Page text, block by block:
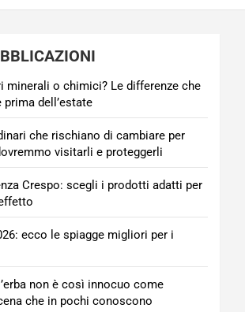
minerali o chimici? Le differenze che
dell’estate
che rischiano di cambiare per
visitarli e proteggerli
Crespo: scegli i prodotti adatti per
ecco le spiagge migliori per i
non è così innocuo come
che in pochi conoscono